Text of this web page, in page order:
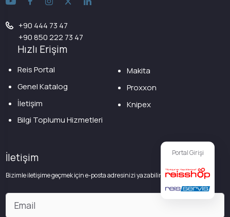
Portal Girişi
+90 444 73 47
+90 850 222 73 47
Hızlı Erişim
Reis Portal
Genel Katalog
İletişim
Bilgi Toplumu Hizmetleri
Makita
Proxxon
Knipex
İletişim
Bizimle iletişime geçmek için e-posta adresinizi yazabilirsiniz